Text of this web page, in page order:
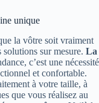
unique
la vôtre soit vraiment
solutions sur mesure. La
c’est une nécessité
et confortable.
à votre taille, à
que vous réalisez au